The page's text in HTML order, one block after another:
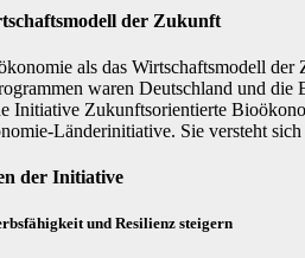
der Zukunft
als das Wirtschaftsmodell
waren Deutschland und die
Initiative Zukunftsorientierte
Länderinitiative. Sie versteht
der Initiative
und Resilienz steigern